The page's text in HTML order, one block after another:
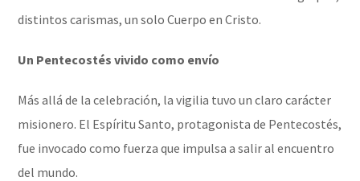
distintos carismas, un solo Cuerpo en Cristo.
Un Pentecostés vivido como envío
Más allá de la celebración, la vigilia tuvo un claro carácter
misionero. El Espíritu Santo, protagonista de Pentecostés,
fue invocado como fuerza que impulsa a salir al encuentro
del mundo.